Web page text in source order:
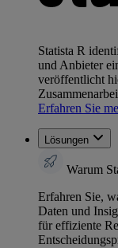
Statista R
und Anbieter
veröffentlicht
Erfahren Sie
Lösungen
Warum
Erfahren Sie,
Daten und
für effiziente